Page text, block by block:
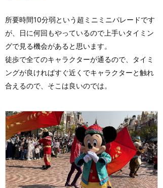
所要時間10分弱という超ミニミニパレードです
が、日に何回もやっているので上手いタイミン
グで見る機会があると思います。
徒歩で全てのキャラクターが通るので、タイミ
ングが良ければすぐ近くでキャラクターと触れ
合えるので、そこは良いのでは。